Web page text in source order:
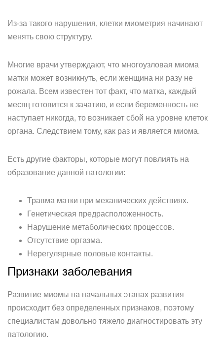
Из-за такого нарушения, клетки миометрия начинают
менять свою структуру.
Многие врачи утверждают, что многоузловая миома
матки может возникнуть, если женщина ни разу не
рожала. Всем известен тот факт, что матка, каждый
месяц готовится к зачатию, и если беременность не
наступает никогда, то возникает сбой на уровне клеток
органа. Следствием тому, как раз и является миома.
Есть другие факторы, которые могут повлиять на
образование данной патологии:
Травма матки при механических действиях.
Генетическая предрасположенность.
Нарушение метаболических процессов.
Отсутствие оргазма.
Нерегулярные половые контакты.
Признаки заболевания
Развитие миомы на начальных этапах развития
происходит без определенных признаков, поэтому
специалистам довольно тяжело диагностировать эту
патологию.